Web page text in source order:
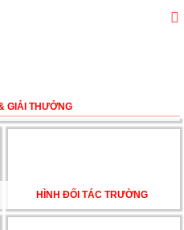
TOÀN DIỆN – BƯỚC ĐỆM VỮNG
GIẢI THƯỞNG
HÌNH ĐỐI TÁC TRƯỜNG